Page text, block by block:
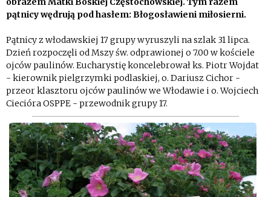
pątnicy wędrują pod hasłem: Błogosławieni miłosierni.
Pątnicy z włodawskiej 17 grupy wyruszyli na szlak 31 lipca.
Dzień rozpoczęli od Mszy św. odprawionej o 7.00 w kościele
ojców paulinów. Eucharystię koncelebrował ks. Piotr Wojdat
- kierownik pielgrzymki podlaskiej, o. Dariusz Cichor -
przeor klasztoru ojców paulinów we Włodawie i o. Wojciech
Ciecióra OSPPE - przewodnik grupy 17.